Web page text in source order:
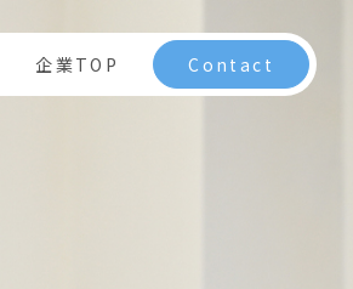
企業TOP Contact